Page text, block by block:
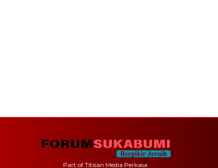
Part of Titisan Media Perkasa